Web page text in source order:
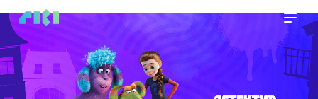
https://www.high-endrolex.com/45